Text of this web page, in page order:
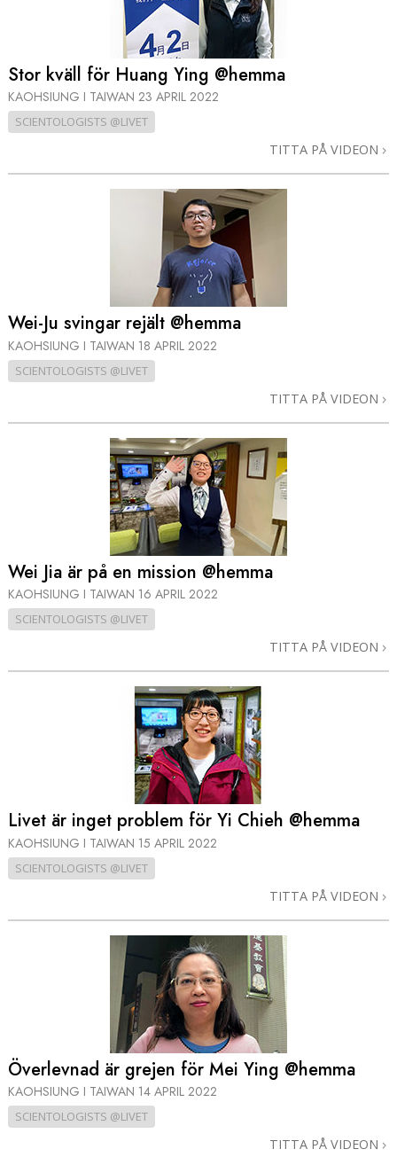
Stor kväll för Huang Ying @hemma
KAOHSIUNG I TAIWAN 23 APRIL 2022
SCIENTOLOGISTS @LIVET
TITTA PÅ VIDEON
Wei-Ju svingar rejält @hemma
KAOHSIUNG I TAIWAN 18 APRIL 2022
SCIENTOLOGISTS @LIVET
TITTA PÅ VIDEON
Wei Jia är på en mission @hemma
KAOHSIUNG I TAIWAN 16 APRIL 2022
SCIENTOLOGISTS @LIVET
TITTA PÅ VIDEON
Livet är inget problem för Yi Chieh @hemma
KAOHSIUNG I TAIWAN 15 APRIL 2022
SCIENTOLOGISTS @LIVET
TITTA PÅ VIDEON
Överlevnad är grejen för Mei Ying @hemma
KAOHSIUNG I TAIWAN 14 APRIL 2022
SCIENTOLOGISTS @LIVET
TITTA PÅ VIDEON